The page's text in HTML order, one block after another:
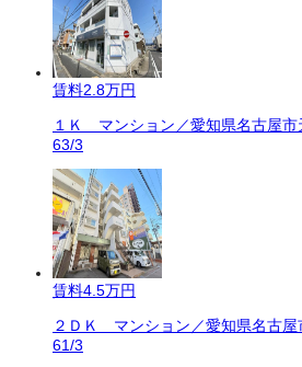
賃料2.8万円
１Ｋ マンション／愛知県名古屋市
63/3
賃料4.5万円
２ＤＫ マンション／愛知県名古屋
61/3